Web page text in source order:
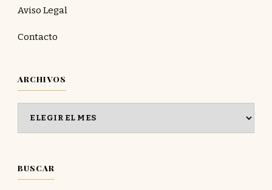
Aviso Legal
Contacto
ARCHIVOS
BUSCAR